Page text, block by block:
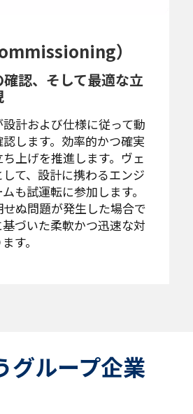
）
認、そして最適な立
計および仕様に従って動
します。効率的かつ確実
上げを推進します。ヴェ
て、設計に携わるエンジ
も試運転に参加します。
ぬ問題が発生した場合で
づいた柔軟かつ迅速な対
す。
グループ企業